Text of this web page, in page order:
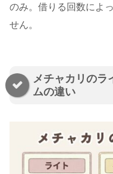
のみ。借りる回数によ
せん。
メチャカリのラ
ムの違い